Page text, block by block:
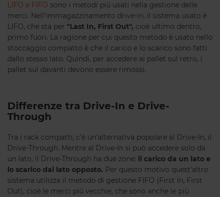
LIFO e FIFO sono i metodi più usati nella gestione delle
merci. Nell'immagazzinamento drive-in, il sistema usato è
LIFO, che sta per "Last In, First Out", cioè ultimo dentro,
primo fuori. La ragione per cui questo metodo è usato nello
stoccaggio compatto è che il carico e lo scarico sono fatti
dallo stesso lato. Quindi, per accedere ai pallet sul retro, i
pallet sul davanti devono essere rimossi.
Differenze tra Drive-In e Drive-
Through
Tra i rack compatti, c'è un'alternativa popolare al Drive-In, il
Drive-Through. Mentre al Drive-In si può accedere solo da
un lato, il Drive-Through ha due zone: il carico da un lato e
lo scarico dal lato opposto. Per questo motivo quest'altro
sistema utilizza il metodo di gestione FIFO (First In, First
Out), cioè le merci più vecchie, che sono anche le più